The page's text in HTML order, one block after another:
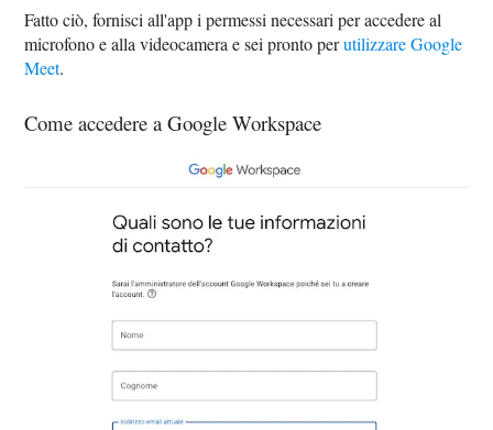
Fatto ciò, fornisci all'app i permessi necessari per accedere al
microfono e alla videocamera e sei pronto perutilizzare Google
Meet.
Come accedere a Google Workspace